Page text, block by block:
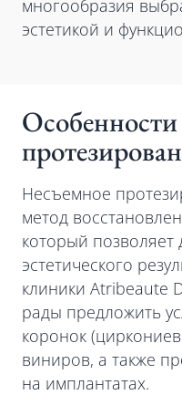
многообразия
эстетикой и
Несъемное
метод
который позволяет
эстетического
клиники Atribeaute
рады предложить
коронок
виниров, а также
на имплантатах.